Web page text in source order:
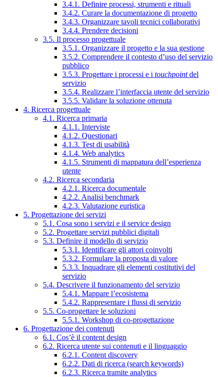
3.4.1. Definire processi, strumenti e rituali
3.4.2. Curare la documentazione di progetto
3.4.3. Organizzare tavoli tecnici collaborativi
3.4.4. Prendere decisioni
3.5. Il processo progettuale
3.5.1. Organizzare il progetto e la sua gestione
3.5.2. Comprendere il contesto d’uso del servizio
pubblico
3.5.3. Progettare i processi e i touchpointdel
servizio
3.5.4. Realizzare l’interfaccia utente del servizio
3.5.5. Validare la soluzione ottenuta
4. Ricerca progettuale
4.1. Ricerca primaria
4.1.1. Interviste
4.1.2. Questionari
4.1.3. Test di usabilità
4.1.4. Web analytics
4.1.5. Strumenti di mappatura dell’esperienza
utente
4.2. Ricerca secondaria
4.2.1. Ricerca documentale
4.2.2. Analisi benchmark
4.2.3. Valutazione euristica
5. Progettazione dei servizi
5.1. Cosa sono i servizi e il service design
5.2. Progettare servizi pubblici digitali
5.3. Definire il modello di servizio
5.3.1. Identificare gli attori coinvolti
5.3.2. Formulare la proposta di valore
5.3.3. Inquadrare gli elementi costitutivi del
servizio
5.4. Descrivere il funzionamento del servizio
5.4.1. Mappare l’ecosistema
5.4.2. Rappresentare i flussi di servizio
5.5. Co-progettare le soluzioni
5.5.1. Workshop di co-progettazione
6. Progettazione dei contenuti
6.1. Cos’è il content design
6.2. Ricerca utente sui contenuti e il linguaggio
6.2.1. Content discovery
6.2.2. Dati di ricerca (search keywords)
6.2.3. Ricerca tramite analytics